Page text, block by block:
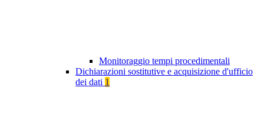
Monitoraggio tempi procedimentali
Dichiarazioni sostitutive e acquisizione d'ufficio
dei dati 1